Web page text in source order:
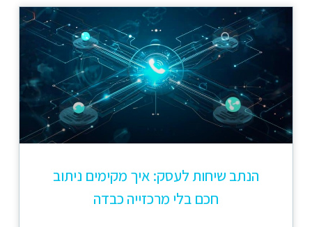
הנתב שיחות לעסק: איך מקימים ניתוב
חכם בלי מרכזייה כבדה